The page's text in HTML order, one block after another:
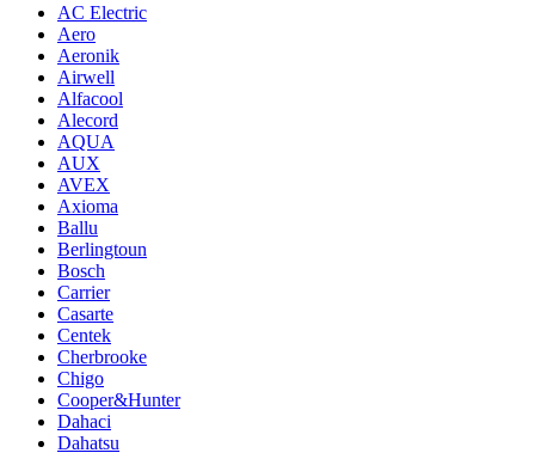
AC Electric
Aero
Aeronik
Airwell
Alfacool
Alecord
AQUA
AUX
AVEX
Axioma
Ballu
Berlingtoun
Bosch
Carrier
Casarte
Centek
Cherbrooke
Chigo
Cooper&Hunter
Dahaci
Dahatsu